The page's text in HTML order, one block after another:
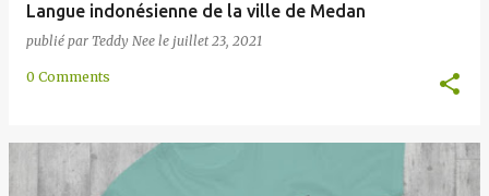
Langue indonésienne de la ville de Medan
publié par Teddy Nee le juillet 23, 2021
0 Comments